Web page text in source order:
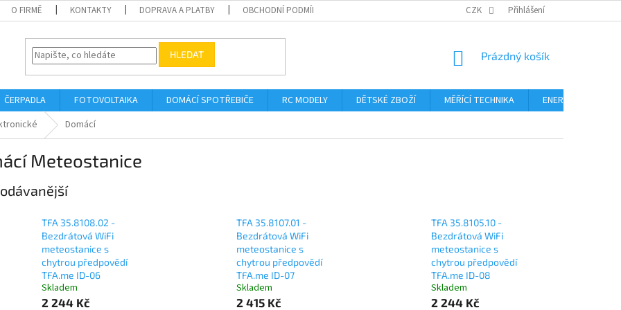
O FIRMĚ KONTAKTY DOPRAVA A PLATBY OBCHODNÍ PODMÍNKY PODMÍNKY OCHRANY OSOBNÍCH ÚDAJŮ FORMULÁŘ
CZK Přihlášení
HLEDAT
NÁKUPNÍ
Prázdný košík
ČERPADLA FOTOVOLTAIKA DOMÁCÍ SPOTŘEBIČE RC MODELY DĚTSKÉ ZBOŽÍ MĚŘÍCÍ TECHNIKA ENERGIE
Domácí
Meteostanice
TFA 35.8108.02 -
Bezdrátová WiFi
meteostanice s
chytrou předpovědí
TFA.me ID-06
Skladem
2 244 Kč
TFA 35.8107.01 -
Bezdrátová WiFi
meteostanice s
chytrou předpovědí
TFA.me ID-07
Skladem
2 415 Kč
TFA 35.8105.10 -
Bezdrátová WiFi
meteostanice s
chytrou předpovědí
TFA.me ID-08
Skladem
2 244 Kč